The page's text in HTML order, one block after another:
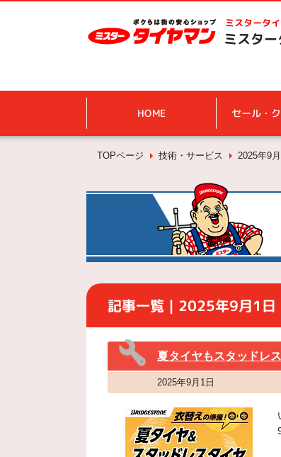
ミスタータ
ミスタ
HOME セール・
TOPページ 技術・サービス 2025年9
記事一覧｜2025年9月1日
夏タイヤもスタッドレ
2025年9月1日